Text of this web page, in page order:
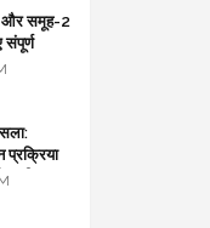
और समूह-2
प्रक्रिया